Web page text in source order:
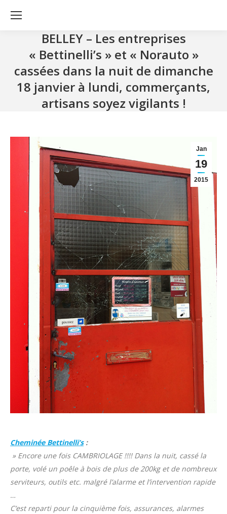
BELLEY – Les entreprises
« Bettinelli’s » et « Norauto »
cassées dans la nuit de dimanche
18 janvier à lundi, commerçants,
artisans soyez vigilants !
Jan
19
2015
Cheminée Bettinelli’s:
» Encore une fois CAMBRIOLAGE !!!! Dans la nuit, cassé la
porte, volé un poêle à bois de plus de 200kg et de nombreux
serviteurs, outils etc. malgré l’alarme et l’intervention rapide
…
C’est reparti pour la cinquième fois, assurances, alarmes